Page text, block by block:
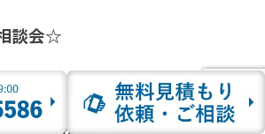
談会☆
談会☆